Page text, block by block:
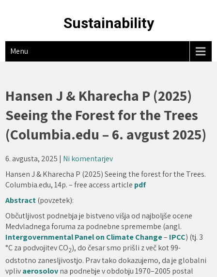
Sustainability
Menu
Hansen J & Kharecha P (2025)
Seeing the Forest for the Trees
(Columbia.edu – 6. avgust 2025)
6. avgusta, 2025 | Ni komentarjev
Hansen J & Kharecha P (2025) Seeing the forest for the Trees.
Columbia.edu, 14p. – free access article pdf
Abstract(povzetek):
Občutljivost podnebja je bistveno višja od najboljše ocene
Medvladnega foruma za podnebne spremembe (angl.
Intergovernmental Panel on Climate Change– IPCC) (tj. 3
°C za podvojitev CO2), do česar smo prišli z več kot 99-
odstotno zanesljivostjo. Prav tako dokazujemo, da je globalni
vplivaerosolovna podnebje v obdobju 1970–2005 postal